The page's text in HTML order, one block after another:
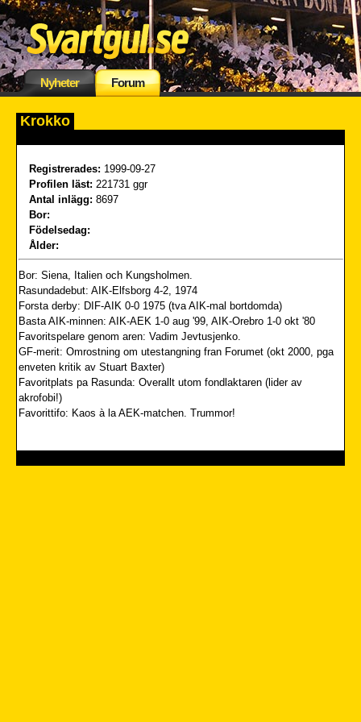
Nyheter Forum
Krokko
Registrerades: 1999-09-27
Profilen läst: 221731 ggr
Antal inlägg: 8697
Bor:
Födelsedag:
Ålder:
Bor: Siena, Italien och Kungsholmen.
Rasundadebut: AIK-Elfsborg 4-2, 1974
Forsta derby: DIF-AIK 0-0 1975 (tva AIK-mal bortdomda)
Basta AIK-minnen: AIK-AEK 1-0 aug '99, AIK-Orebro 1-0 okt '80
Favoritspelare genom aren: Vadim Jevtusjenko.
GF-merit: Omrostning om utestangning fran Forumet (okt 2000, pga
enveten kritik av Stuart Baxter)
Favoritplats pa Rasunda: Overallt utom fondlaktaren (lider av
akrofobi!)
Favorittifo: Kaos à la AEK-matchen. Trummor!